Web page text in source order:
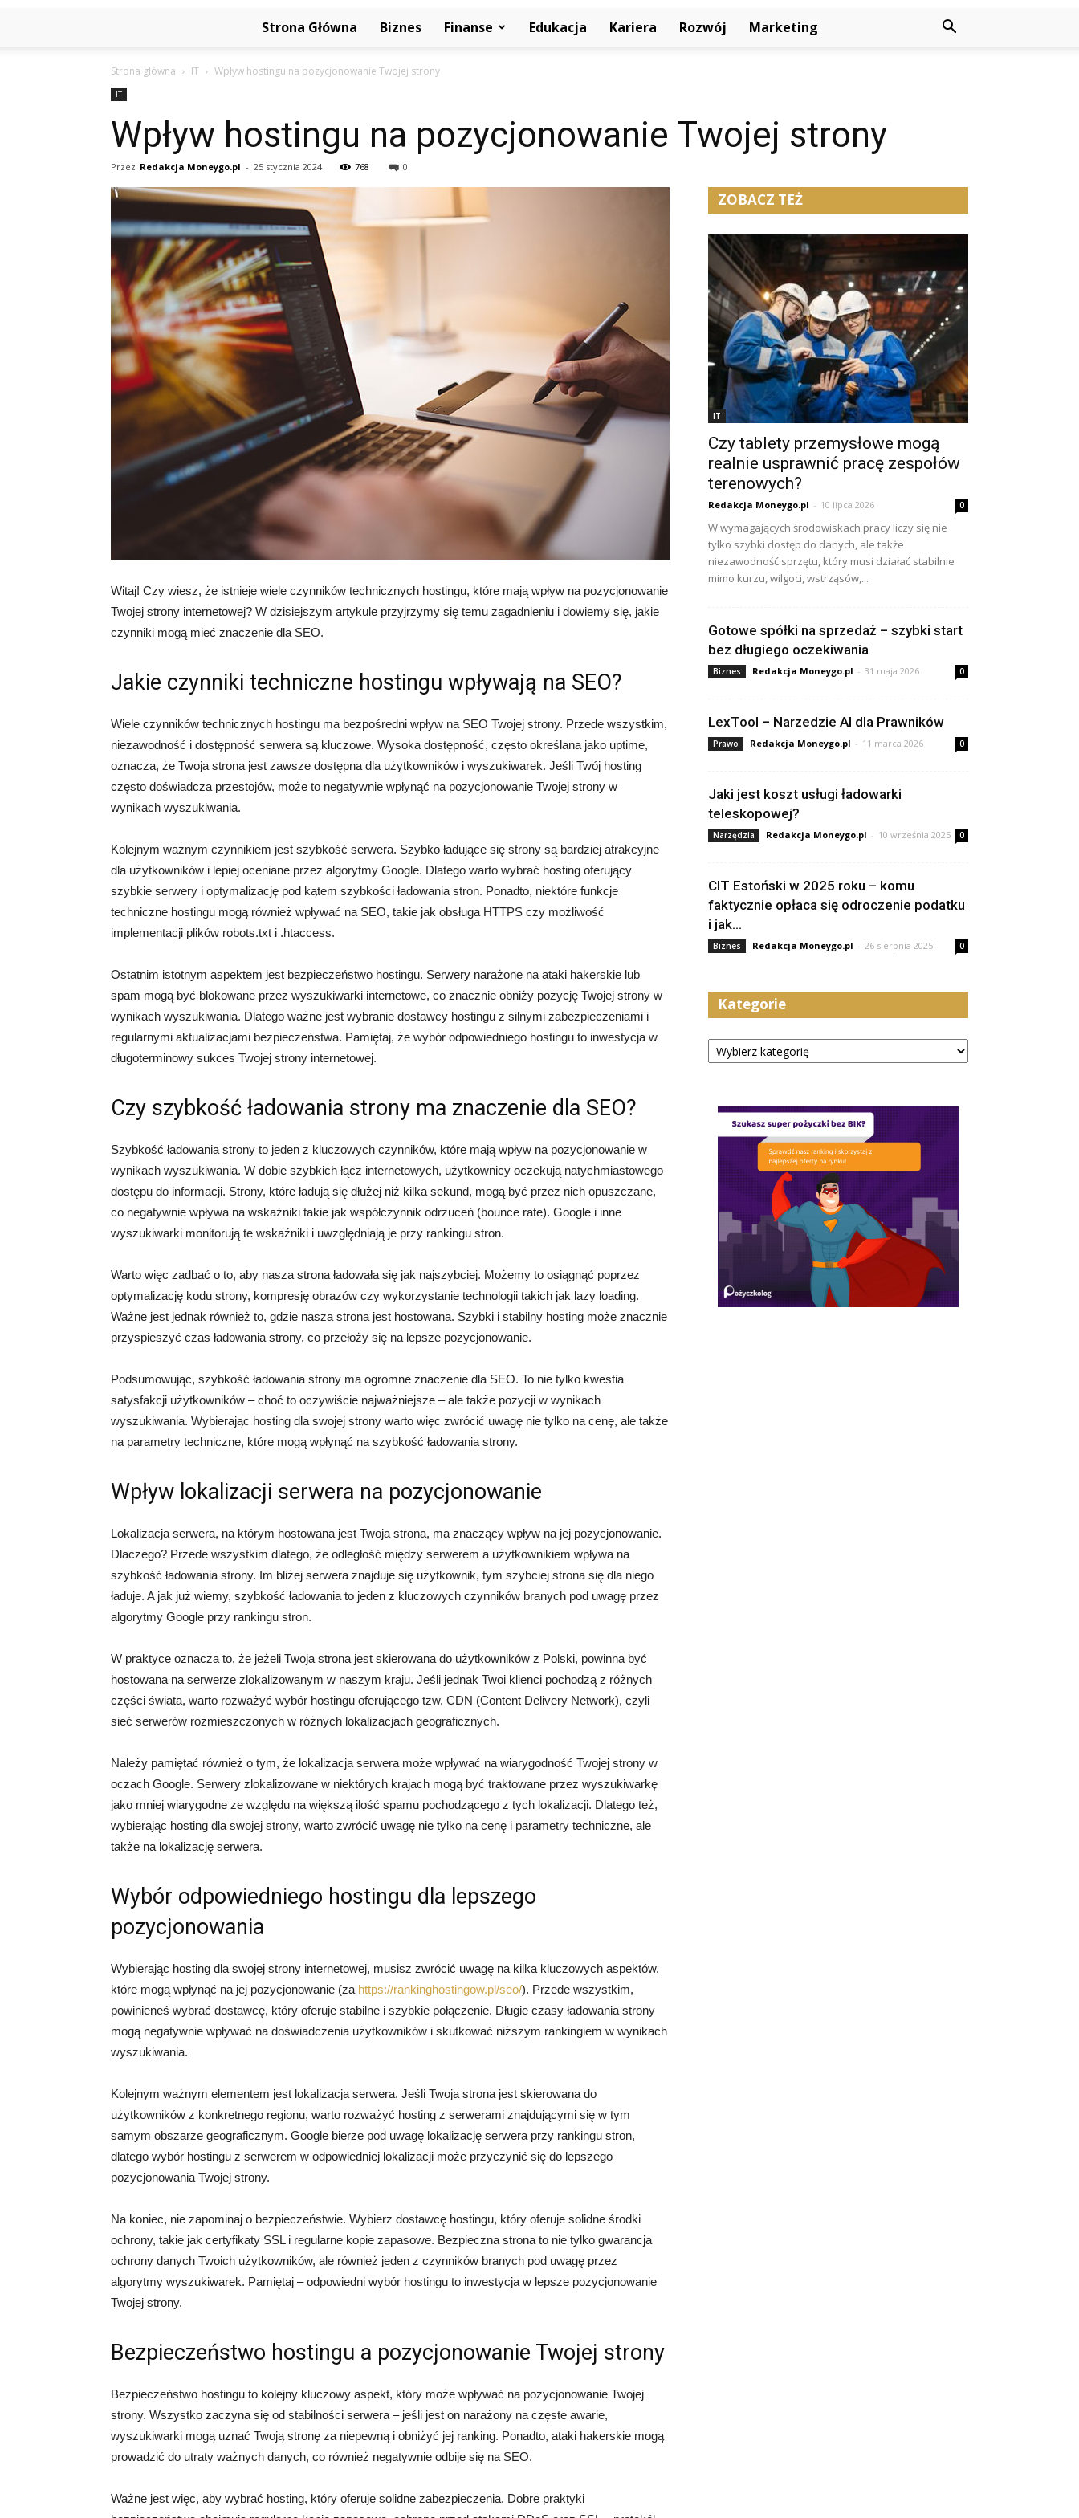
Strona Główna Biznes Finanse Edukacja Kariera Rozwój Marketing
Strona główna IT Wpływ hostingu na pozycjonowanie Twojej strony
IT
Wpływ hostingu na pozycjonowanie Twojej strony
Przez Redakcja Moneygo.pl - 25 stycznia 2024 768 0
Witaj! Czy wiesz, że istnieje wiele czynników technicznych hostingu, które mają wpływ na pozycjonowanie
Twojej strony internetowej? W dzisiejszym artykule przyjrzymy się temu zagadnieniu i dowiemy się, jakie
czynniki mogą mieć znaczenie dla SEO.
Jakie czynniki techniczne hostingu wpływają na SEO?
Wiele czynników technicznych hostingu ma bezpośredni wpływ na SEO Twojej strony. Przede wszystkim,
niezawodność i dostępność serwera są kluczowe. Wysoka dostępność, często określana jako uptime,
oznacza, że Twoja strona jest zawsze dostępna dla użytkowników i wyszukiwarek. Jeśli Twój hosting
często doświadcza przestojów, może to negatywnie wpłynąć na pozycjonowanie Twojej strony w
wynikach wyszukiwania.
Kolejnym ważnym czynnikiem jest szybkość serwera. Szybko ładujące się strony są bardziej atrakcyjne
dla użytkowników i lepiej oceniane przez algorytmy Google. Dlatego warto wybrać hosting oferujący
szybkie serwery i optymalizację pod kątem szybkości ładowania stron. Ponadto, niektóre funkcje
techniczne hostingu mogą również wpływać na SEO, takie jak obsługa HTTPS czy możliwość
implementacji plików robots.txt i .htaccess.
Ostatnim istotnym aspektem jest bezpieczeństwo hostingu. Serwery narażone na ataki hakerskie lub
spam mogą być blokowane przez wyszukiwarki internetowe, co znacznie obniży pozycję Twojej strony w
wynikach wyszukiwania. Dlatego ważne jest wybranie dostawcy hostingu z silnymi zabezpieczeniami i
regularnymi aktualizacjami bezpieczeństwa. Pamiętaj, że wybór odpowiedniego hostingu to inwestycja w
długoterminowy sukces Twojej strony internetowej.
Czy szybkość ładowania strony ma znaczenie dla SEO?
Szybkość ładowania strony to jeden z kluczowych czynników, które mają wpływ na pozycjonowanie w
wynikach wyszukiwania. W dobie szybkich łącz internetowych, użytkownicy oczekują natychmiastowego
dostępu do informacji. Strony, które ładują się dłużej niż kilka sekund, mogą być przez nich opuszczane,
co negatywnie wpływa na wskaźniki takie jak współczynnik odrzuceń (bounce rate). Google i inne
wyszukiwarki monitorują te wskaźniki i uwzględniają je przy rankingu stron.
Warto więc zadbać o to, aby nasza strona ładowała się jak najszybciej. Możemy to osiągnąć poprzez
optymalizację kodu strony, kompresję obrazów czy wykorzystanie technologii takich jak lazy loading.
Ważne jest jednak również to, gdzie nasza strona jest hostowana. Szybki i stabilny hosting może znacznie
przyspieszyć czas ładowania strony, co przełoży się na lepsze pozycjonowanie.
Podsumowując, szybkość ładowania strony ma ogromne znaczenie dla SEO. To nie tylko kwestia
satysfakcji użytkowników – choć to oczywiście najważniejsze – ale także pozycji w wynikach
wyszukiwania. Wybierając hosting dla swojej strony warto więc zwrócić uwagę nie tylko na cenę, ale także
na parametry techniczne, które mogą wpłynąć na szybkość ładowania strony.
Wpływ lokalizacji serwera na pozycjonowanie
Lokalizacja serwera, na którym hostowana jest Twoja strona, ma znaczący wpływ na jej pozycjonowanie.
Dlaczego? Przede wszystkim dlatego, że odległość między serwerem a użytkownikiem wpływa na
szybkość ładowania strony. Im bliżej serwera znajduje się użytkownik, tym szybciej strona się dla niego
ładuje. A jak już wiemy, szybkość ładowania to jeden z kluczowych czynników branych pod uwagę przez
algorytmy Google przy rankingu stron.
W praktyce oznacza to, że jeżeli Twoja strona jest skierowana do użytkowników z Polski, powinna być
hostowana na serwerze zlokalizowanym w naszym kraju. Jeśli jednak Twoi klienci pochodzą z różnych
części świata, warto rozważyć wybór hostingu oferującego tzw. CDN (Content Delivery Network), czyli
sieć serwerów rozmieszczonych w różnych lokalizacjach geograficznych.
Należy pamiętać również o tym, że lokalizacja serwera może wpływać na wiarygodność Twojej strony w
oczach Google. Serwery zlokalizowane w niektórych krajach mogą być traktowane przez wyszukiwarkę
jako mniej wiarygodne ze względu na większą ilość spamu pochodzącego z tych lokalizacji. Dlatego też,
wybierając hosting dla swojej strony, warto zwrócić uwagę nie tylko na cenę i parametry techniczne, ale
także na lokalizację serwera.
Wybór odpowiedniego hostingu dla lepszego
pozycjonowania
Wybierając hosting dla swojej strony internetowej, musisz zwrócić uwagę na kilka kluczowych aspektów,
które mogą wpłynąć na jej pozycjonowanie (za https://rankinghostingow.pl/seo/). Przede wszystkim,
powinieneś wybrać dostawcę, który oferuje stabilne i szybkie połączenie. Długie czasy ładowania strony
mogą negatywnie wpływać na doświadczenia użytkowników i skutkować niższym rankingiem w wynikach
wyszukiwania.
Kolejnym ważnym elementem jest lokalizacja serwera. Jeśli Twoja strona jest skierowana do
użytkowników z konkretnego regionu, warto rozważyć hosting z serwerami znajdującymi się w tym
samym obszarze geograficznym. Google bierze pod uwagę lokalizację serwera przy rankingu stron,
dlatego wybór hostingu z serwerem w odpowiedniej lokalizacji może przyczynić się do lepszego
pozycjonowania Twojej strony.
Na koniec, nie zapominaj o bezpieczeństwie. Wybierz dostawcę hostingu, który oferuje solidne środki
ochrony, takie jak certyfikaty SSL i regularne kopie zapasowe. Bezpieczna strona to nie tylko gwarancja
ochrony danych Twoich użytkowników, ale również jeden z czynników branych pod uwagę przez
algorytmy wyszukiwarek. Pamiętaj – odpowiedni wybór hostingu to inwestycja w lepsze pozycjonowanie
Twojej strony.
Bezpieczeństwo hostingu a pozycjonowanie Twojej strony
Bezpieczeństwo hostingu to kolejny kluczowy aspekt, który może wpływać na pozycjonowanie Twojej
strony. Wszystko zaczyna się od stabilności serwera – jeśli jest on narażony na częste awarie,
wyszukiwarki mogą uznać Twoją stronę za niepewną i obniżyć jej ranking. Ponadto, ataki hakerskie mogą
prowadzić do utraty ważnych danych, co również negatywnie odbije się na SEO.
Ważne jest więc, aby wybrać hosting, który oferuje solidne zabezpieczenia. Dobre praktyki
ZOBACZ TEŻ
IT
Czy tablety przemysłowe mogą
realnie usprawnić pracę zespołów
terenowych?
Redakcja Moneygo.pl - 10 lipca 2026 0
W wymagających środowiskach pracy liczy się nie
tylko szybki dostęp do danych, ale także
niezawodność sprzętu, który musi działać stabilnie
mimo kurzu, wilgoci, wstrząsów,...
Gotowe spółki na sprzedaż – szybki start
bez długiego oczekiwania
Biznes Redakcja Moneygo.pl - 31 maja 2026 0
LexTool – Narzedzie AI dla Prawników
Prawo Redakcja Moneygo.pl - 11 marca 2026 0
Jaki jest koszt usługi ładowarki
teleskopowej?
Narzędzia Redakcja Moneygo.pl - 10 września 2025 0
CIT Estoński w 2025 roku – komu
faktycznie opłaca się odroczenie podatku
i jak...
Biznes Redakcja Moneygo.pl - 26 sierpnia 2025 0
Kategorie
Kategorie